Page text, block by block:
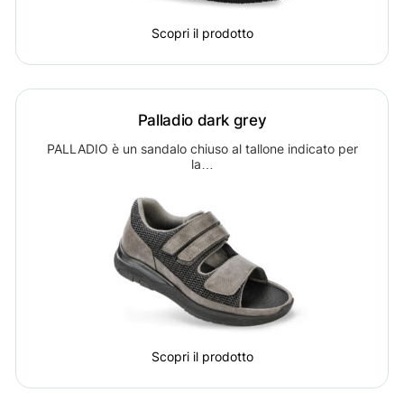
Scopri il prodotto
Palladio dark grey
PALLADIO è un sandalo chiuso al tallone indicato per
la…
Scopri il prodotto